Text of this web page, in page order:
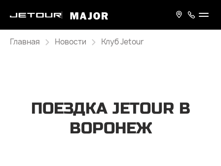
Главная Новости Клуб Jetour
ПОЕЗДКА JETOUR В
ВОРОНЕЖ